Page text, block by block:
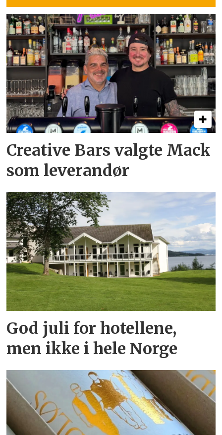
Creative Bars valgte Mack
som leverandør
God juli for hotellene,
men ikke i hele Norge